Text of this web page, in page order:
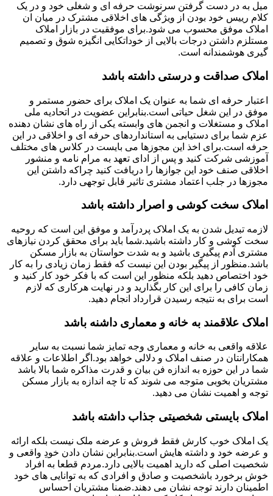
میل به در دست گرفتن سرنوشت حرفه ای و شغلی خود و در یک
کلام رییس خود بودن از ویژگی های اخلاقی مشترک در میان ان
املاک موفق محسوب می شود.برای موفقیت در بازار املاک
مستلزم داشتن درجات بالایی از خوداتکایی انگیزه شوق و تصمیم
گیری هوشمندانه است.
املاک صداقت و درستی داشته باشد
اعتبار حرفه ای شما به عنوان یک املاک برای حضور مستمر و
موفق در این شغل حیاتی است.بنابراین عضویت در اتحادیه ملی
املاک و مستغلات و انجمن های وابسته یکی از راه های نشان دهنده
عزم شما برای دستیابی به استانداردهای حرفه ای و اخلاقی در این
حرفه است.برای اخذ این مجوزها می بایست در کلاس های مختلف
آموزشی شرکت کنید و پس از ادای تعهد به مرام نامه و منشور
اخلاقی صنف خود این جوازها را دریافت کنید چراکه داشتن این
مجوزها در جلب اعتماد مشتری تاثیر قابل توجهی دارد.
املاک سخت کوشی و اصرار داشته باشد
لازمه تبدیل شدن به یک املاک پردرآمد و موفق این است که روحیه
سخت کوشی و کار داشته باشید.شما باید برای محقق کردن نیازهای
مشتری آدم پیگیری باشید و به شدت حواستان به بازار مسکن
باشد.منظور از پیگیر بودن این نیست که فقط زمان زیادی را به کار
خود اختصاص دهید بلکه منظور این است که با فکر خود کار کنید و
زمان کافی را برای این کار بگذارید و در نهایت هرکاری که لازم
است برای به نتیجه رسیدن قرارداد انجام دهید.
املاک علاقمند به خانه و معماری داشنه باشد
علاقه واقعی به خانه و معماری وجه تمایز شما نسبت به سایر
همکارانتان در صنف املاک و دلالی خواهد بود.اگر اطلاعات و علاقه
شما در این حوزه به اندازه فن بیان و قدرت مذاکره شما بالا باشد
مشتریان بخوبی متوجه می شوند که تا چه اندازه به بازار مسکن
توجه و اهمیت نشان می دهید.
املاک بایستی شخصیتی جذاب داشته باشد
یک املاک خوب کارش فقط فروش و عرضه ملک نیست بلکه ارائه
و عرضه خود و داشته هایش است.بنابراین نشان دادن خودِ واقعی و
شخصیت اصلی که دارید اهمیت بالایی دارد.مردم قطعا به افراد
خوش برخورد باشخصیت و صادق و افرادی که به توانایی های خود
اطمینان دارند توجه نشان می دهند.ضمنا مشتریان احساس